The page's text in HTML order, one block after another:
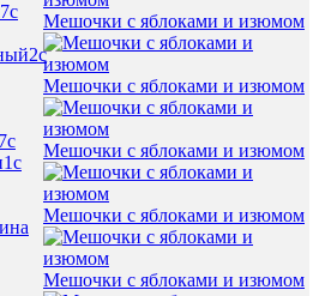
7с
2с
с
1с
Мешочки с яблоками и изюмом
Мешочки с яблоками и изюмом
Мешочки с яблоками и изюмом
Мешочки с яблоками и изюмом
Мешочки с яблоками и изюмом